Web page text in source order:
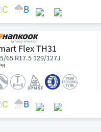
Flex TH31
65 R17.5 129/127J